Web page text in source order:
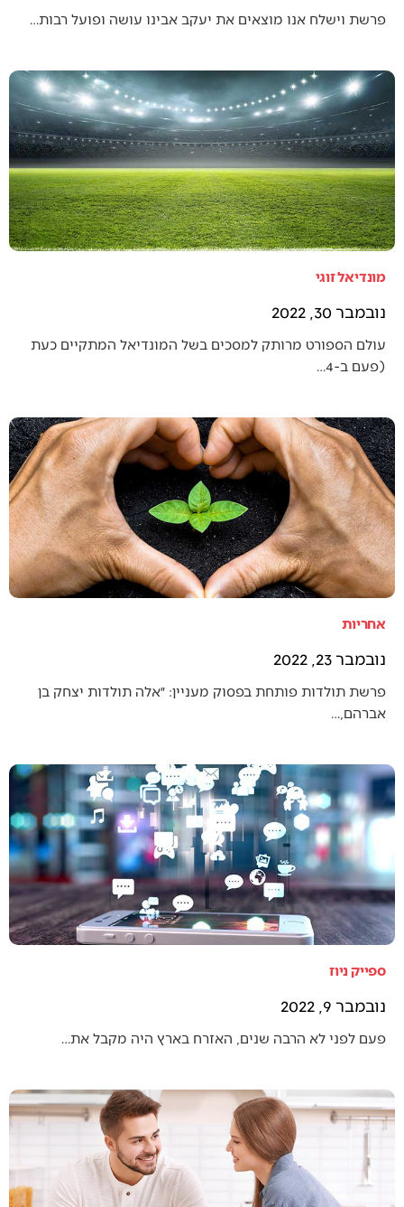
פרשת וישלח אנו מוצאים את יעקב אבינו עושה ופועל רבות…
מונדיאל זוגי
נובמבר 30, 2022
עולם הספורט מרותק למסכים בשל המונדיאל המתקיים כעת
(פעם ב-4…
אחריות
נובמבר 23, 2022
פרשת תולדות פותחת בפסוק מעניין: ״אלה תולדות יצחק בן
אברהם,…
ספייק ניוז
נובמבר 9, 2022
פעם לפני לא הרבה שנים, האזרח בארץ היה מקבל את…